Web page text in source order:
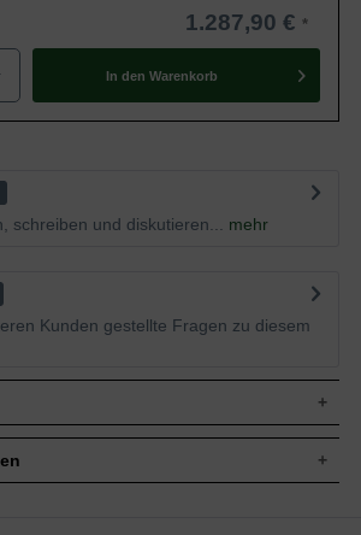
1.287,90 €
In den Warenkorb
schreiben und diskutieren...
mehr
Kunden gestellte Fragen zu diesem
Kalmia latifolia 'Yankee